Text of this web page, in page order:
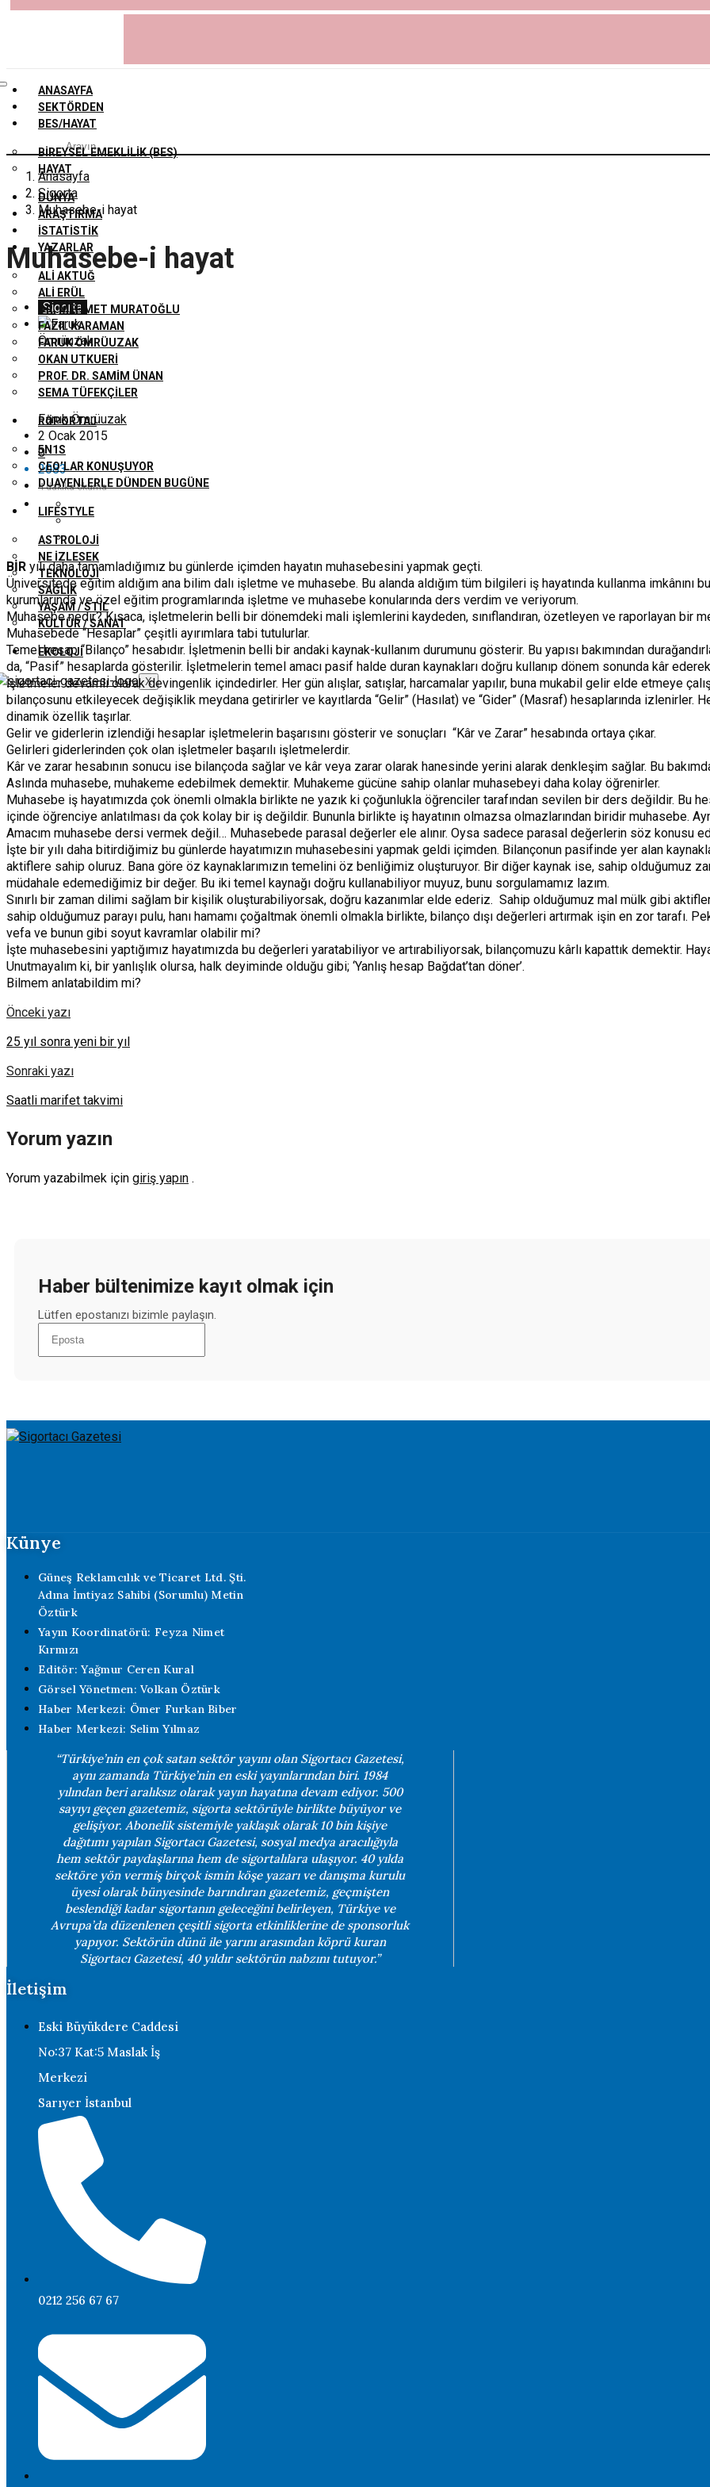
ANASAYFA
SEKTÖRDEN
BES/HAYAT
BIREYSEL EMEKLILIK (BES)
HAYAT
DÜNYA
ARAŞTIRMA
İSTATISTIK
YAZARLAR
ALI AKTUĞ
ALI ERÜL
DR. MEHMET MURATOĞLU
FAZIL KARAMAN
FARUK ÖMRÜUZAK
OKAN UTKUERI
PROF. DR. SAMIM ÜNAN
SEMA TÜFEKÇILER
RÖPORTAJ
5N1S
CEO’LAR KONUŞUYOR
DUAYENLERLE DÜNDEN BUGÜNE
LIFESTYLE
ASTROLOJI
NE İZLESEK
TEKNOLOJI
SAĞLIK
YAŞAM / STIL
KÜLTÜR / SANAT
EKOLOJI
X
Anasayfa
Sigorta
Muhasebe-i hayat
Muhasebe-i hayat
Sigorta
Faruk Ömrüuzak
2 Ocak 2015
0
2083
4 dakika okuma
BİR yılı daha tamamladığımız bu günlerde içimden hayatın muhasebesini yapmak geçti.
Üniversitede eğitim aldığım ana bilim dalı işletme ve muhasebe. Bu alanda aldığım tüm bilgileri iş hayatında kullanma
kurumlarında ve özel eğitim programlarında işletme ve muhasebe konularında ders verdim ve veriyorum.
Muhasebe nedir? Kısaca, işletmelerin belli bir dönemdeki mali işlemlerini kaydeden, sınıflandıran, özetleyen ve raporlayan bir
Muhasebede “Hesaplar” çeşitli ayırımlara tabi tutulurlar.
Temel hesap “Bilanço” hesabıdır. İşletmenin belli bir andaki kaynak-kullanım durumunu gösterir. Bu yapısı bakımından
da, “Pasif” hesaplarda gösterilir. İşletmelerin temel amacı pasif halde duran kaynakları doğru kullanıp dönem sonunda kâr ederek
İşletmeler devamlı olarak devingenlik içindedirler. Her gün alışlar, satışlar, harcamalar yapılır, buna mukabil gelir elde etmeye
bilançosunu etkileyecek değişiklik meydana getirirler ve kayıtlarda “Gelir” (Hasılat) ve “Gider” (Masraf) hesaplarında izlenirler.
dinamik özellik taşırlar.
Gelir ve giderlerin izlendiği hesaplar işletmelerin başarısını gösterir ve sonuçları “Kâr ve Zarar” hesabında ortaya çıkar.
Gelirleri giderlerinden çok olan işletmeler başarılı işletmelerdir.
Kâr ve zarar hesabının sonucu ise bilançoda sağlar ve kâr veya zarar olarak hanesinde yerini alarak denkleşim sağlar. Bu
Aslında muhasebe, muhakeme edebilmek demektir. Muhakeme gücüne sahip olanlar muhasebeyi daha kolay öğrenirler.
Muhasebe iş hayatımızda çok önemli olmakla birlikte ne yazık ki çoğunlukla öğrenciler tarafından sevilen bir ders değildir. Bu
içinde öğrenciye anlatılması da çok kolay bir iş değildir. Bununla birlikte iş hayatının olmazsa olmazlarından biridir muhasebe.
Amacım muhasebe dersi vermek değil… Muhasebede parasal değerler ele alınır. Oysa sadece parasal değerlerin söz konusu
İşte bir yılı daha bitirdiğimiz bu günlerde hayatımızın muhasebesini yapmak geldi içimden. Bilançonun pasifinde yer alan
aktiflere sahip oluruz. Bana göre öz kaynaklarımızın temelini öz benliğimiz oluşturuyor. Bir diğer kaynak ise, sahip olduğumuz
müdahale edemediğimiz bir değer. Bu iki temel kaynağı doğru kullanabiliyor muyuz, bunu sorgulamamız lazım.
Sınırlı bir zaman dilimi sağlam bir kişilik oluşturabiliyorsak, doğru kazanımlar elde ederiz. Sahip olduğumuz mal mülk gibi
sahip olduğumuz parayı pulu, hanı hamamı çoğaltmak önemli olmakla birlikte, bilanço dışı değerleri artırmak işin en zor tarafı.
vefa ve bunun gibi soyut kavramlar olabilir mi?
İşte muhasebesini yaptığımız hayatımızda bu değerleri yaratabiliyor ve artırabiliyorsak, bilançomuzu kârlı kapattık demektir.
Unutmayalım ki, bir yanlışlık olursa, halk deyiminde olduğu gibi; ‘Yanlış hesap Bağdat’tan döner’.
Bilmem anlatabildim mi?
Önceki yazı
25 yıl sonra yeni bir yıl
Sonraki yazı
Saatli marifet takvimi
Yorum yazın
Yorum yazabilmek için giriş yapın .
Haber bültenimize kayıt olmak için
Lütfen epostanızı bizimle paylaşın.
Künye
Güneş Reklamcılık ve Ticaret Ltd. Şti.
Adına İmtiyaz Sahibi (Sorumlu) Metin
Öztürk
Yayın Koordinatörü: Feyza Nimet
Kırmızı
Editör: Yağmur Ceren Kural
Görsel Yönetmen: Volkan Öztürk
Haber Merkezi: Ömer Furkan Biber
Haber Merkezi: Selim Yılmaz
“Türkiye’nin en çok satan sektör yayını olan Sigortacı Gazetesi,
aynı zamanda Türkiye’nin en eski yayınlarından biri. 1984
yılından beri aralıksız olarak yayın hayatına devam ediyor. 500
sayıyı geçen gazetemiz, sigorta sektörüyle birlikte büyüyor ve
gelişiyor. Abonelik sistemiyle yaklaşık olarak 10 bin kişiye
dağıtımı yapılan Sigortacı Gazetesi, sosyal medya aracılığıyla
hem sektör paydaşlarına hem de sigortalılara ulaşıyor. 40 yılda
sektöre yön vermiş birçok ismin köşe yazarı ve danışma kurulu
üyesi olarak bünyesinde barındıran gazetemiz, geçmişten
beslendiği kadar sigortanın geleceğini belirleyen, Türkiye ve
Avrupa’da düzenlenen çeşitli sigorta etkinliklerine de sponsorluk
yapıyor. Sektörün dünü ile yarını arasından köprü kuran
Sigortacı Gazetesi, 40 yıldır sektörün nabzını tutuyor.”
İletişim
Eski Büyükdere Caddesi
No:37 Kat:5 Maslak İş
Merkezi
Sarıyer İstanbul
0212 256 67 67